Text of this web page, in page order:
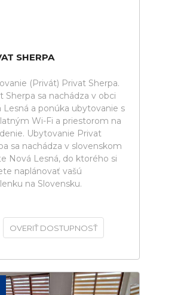
SHERPA
(Privát) Privat Sherpa.
Sherpa sa nachádza v obci
Lesná a ponúka ubytovanie s
Wi-Fi a priestorom na
Ubytovanie Privat
sa nachádza v slovenskom
Nová Lesná, do ktorého si
naplánovať vašú
na Slovensku.
OVERIŤ DOSTUPNOSŤ